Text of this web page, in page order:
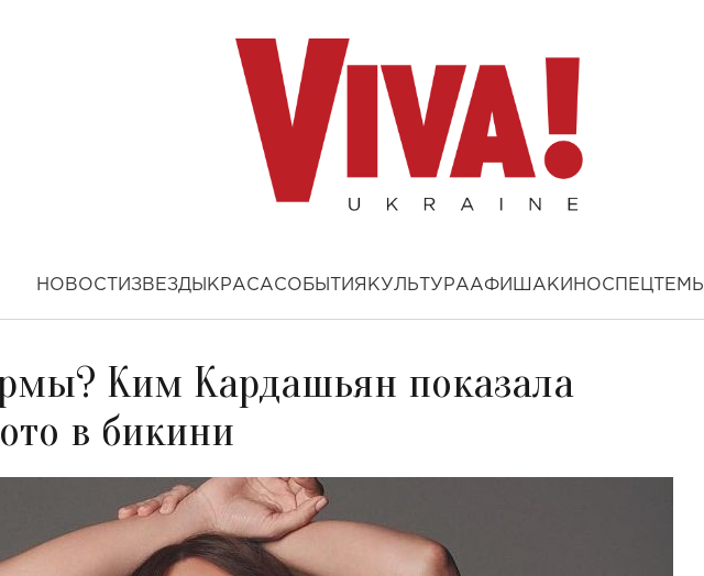
НОВОСТИ ЗВЕЗДЫ КРАСАСОБЫТИЯ КУЛЬТУРААФИША КИНОСПЕЦТЕМЫ
Ким Кардашьян показала
в бикини